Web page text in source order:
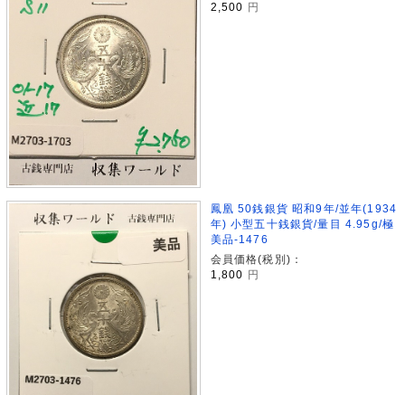
2,500
円
鳳凰 50銭銀貨 昭和9年/並年(1934
年) 小型五十銭銀貨/量目 4.95g/極
美品-1476
会員価格(税別)：
1,800 円